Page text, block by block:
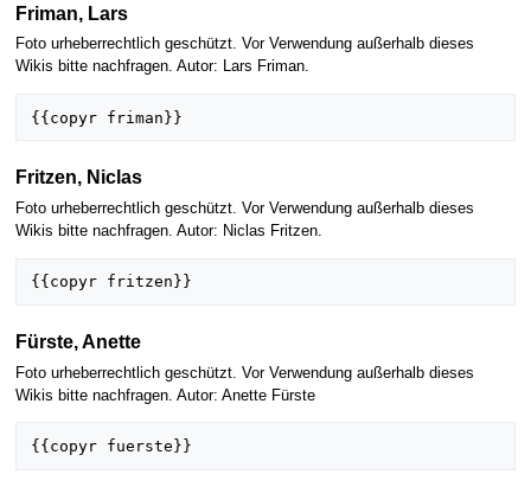
Friman, Lars
Foto urheberrechtlich geschützt. Vor Verwendung außerhalb dieses
Wikis bitte nachfragen. Autor: Lars Friman.
Fritzen, Niclas
Foto urheberrechtlich geschützt. Vor Verwendung außerhalb dieses
Wikis bitte nachfragen. Autor: Niclas Fritzen.
Fürste, Anette
Foto urheberrechtlich geschützt. Vor Verwendung außerhalb dieses
Wikis bitte nachfragen. Autor: Anette Fürste